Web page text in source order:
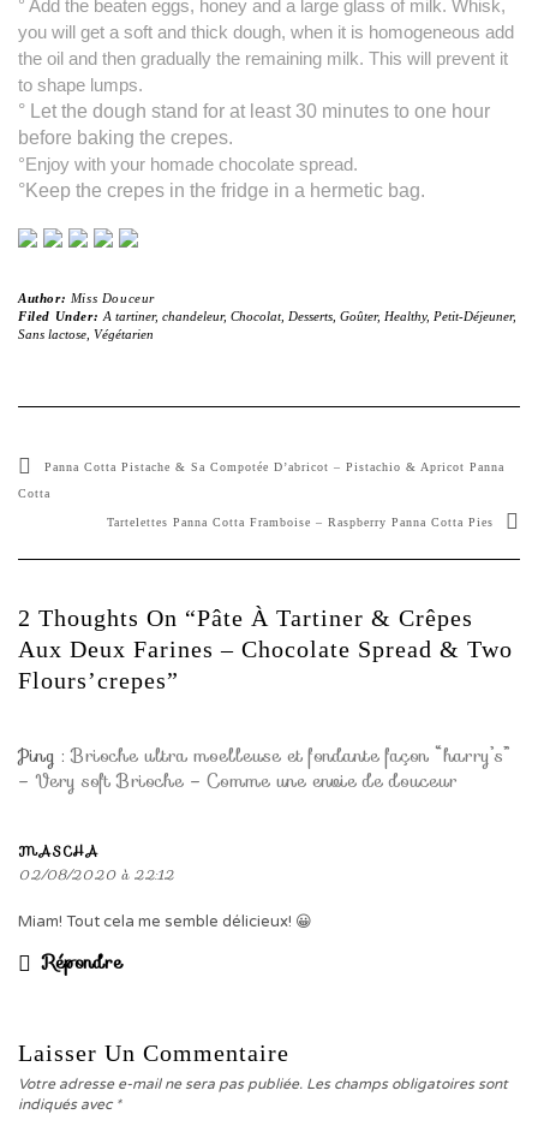
° Add the beaten eggs, honey and a large glass of milk. Whisk,
you will get a soft and thick dough, when it is homogeneous add
the oil and then gradually the remaining milk. This will prevent it
to shape lumps.
° Let the dough stand for at least 30 minutes to one hour
before baking the crepes.
°Enjoy with your homade chocolate spread.
°Keep the crepes in the fridge in a hermetic bag.
Author: Miss Douceur
Filed Under: A tartiner, chandeleur, Chocolat, Desserts, Goûter, Healthy, Petit-Déjeuner,
Sans lactose Végétarien
Panna Cotta Pistache & Sa Compotée D’abricot – Pistachio & Apricot Panna
Cotta
Tartelettes Panna Cotta Framboise – Raspberry Panna Cotta Pies
2 Thoughts On “Pâte À Tartiner & Crêpes
Aux Deux Farines – Chocolate Spread & Two
Flours’crepes”
Ping :Brioche ultra moelleuse et fondante façon “harry’s”
– Very soft Brioche – Comme une envie de douceur
MASCHA
02/08/2020 à 22:12
Miam! Tout cela me semble délicieux! 😀
Répondre
Laisser Un Commentaire
Votre adresse e-mail ne sera pas publiée. Les champs obligatoires sont
indiqués avec *